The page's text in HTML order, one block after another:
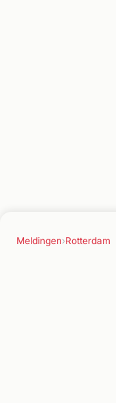
Meldingen›Rotterdam